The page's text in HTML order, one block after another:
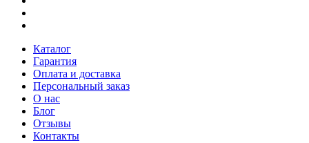
Каталог
Гарантия
Оплата и доставка
Персональный заказ
О нас
Блог
Отзывы
Контакты